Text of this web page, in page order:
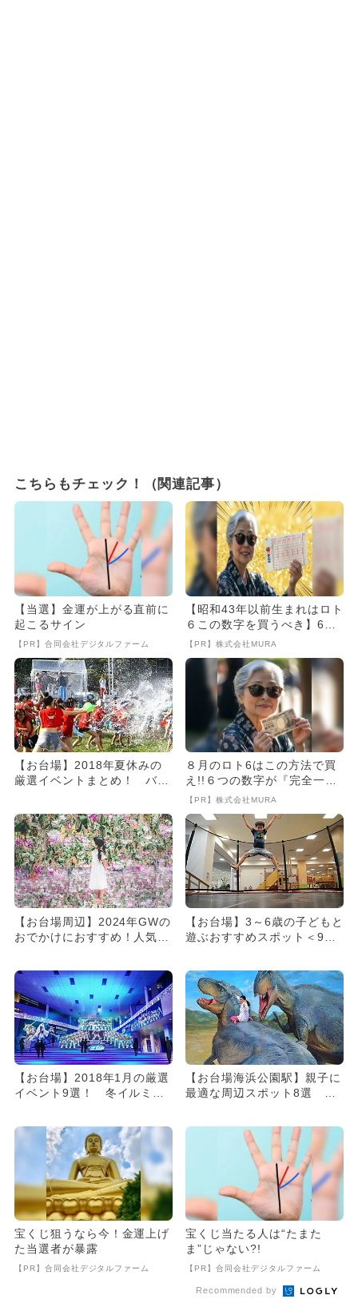
こちらもチェック！（関連記事）
【当選】金運が上がる直前に
起こるサイン
【PR】合同会社デジタルファーム
【昭和43年以前生まれはロト
６この数字を買うべき】6つ
の数字が「完全一致」する
【PR】株式会社MURA
【お台場】2018年夏休みの
厳選イベントまとめ！ バリ
８月のロト6はこの方法で買
え!!６つの数字が『完全一
致』する方法
【PR】株式会社MURA
【お台場周辺】2024年GWの
おでかけにおすすめ！人気の
【お台場】3～6歳の子どもと
遊ぶおすすめスポット＜9選
【お台場】2018年1月の厳選
イベント9選！ 冬イルミ＆
【お台場海浜公園駅】親子に
最適な周辺スポット8選 穴
宝くじ狙うなら今！金運上げ
た当選者が暴露
【PR】合同会社デジタルファーム
宝くじ当たる人は“たまた
ま”じゃない?!
【PR】合同会社デジタルファーム
Recommended by